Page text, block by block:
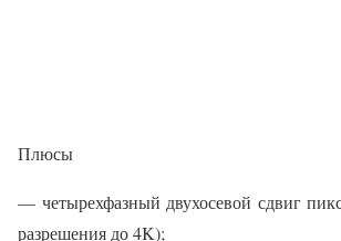
Плюсы
— четырехфазный двухосевой сдвиг
разрешения до 4K);